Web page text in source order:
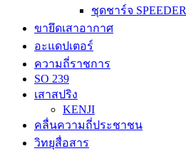
ชุดชาร์จ SPEEDER
ขายึดเสาอากาศ
อะแดปเตอร์
ความถี่ราชการ
SO 239
เสาสปริง
KENJI
คลื่นความถี่ประชาชน
วิทยุสื่อสาร